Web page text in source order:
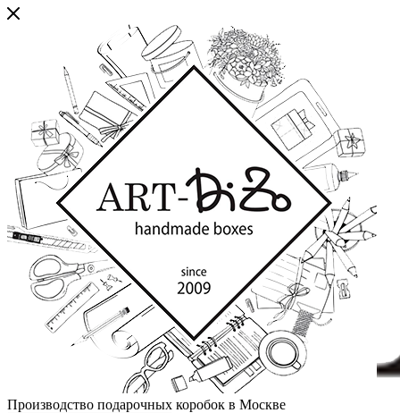
Производство подарочных коробок в Москве